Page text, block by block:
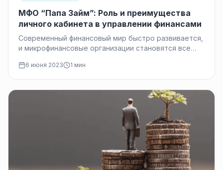
МФО “Папа Займ”: Роль и преимущества
личного кабинета в управлении финансами
Современный финансовый мир быстро развивается,
и микрофинансовые организации становятся все
удобные и доступные…
6 июня 2023 1 мин